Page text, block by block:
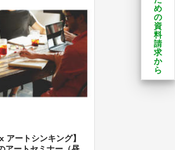
アートシンキング】
め
の
資
料
請
求
か
ら